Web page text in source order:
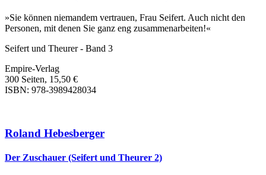
»Sie können niemandem vertrauen, Frau Seifert. Auch nicht den
Personen, mit denen Sie ganz eng zusammenarbeiten!«
Seifert und Theurer - Band 3
Empire-Verlag
300 Seiten, 15,50 €
ISBN: 978-3989428034
Roland Hebesberger
Der Zuschauer (Seifert und Theurer 2)